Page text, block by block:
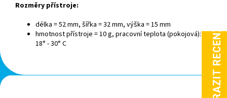
Rozměry přístroje:
délka = 52 mm, šířka = 32 mm, výška = 15 mm
hmotnost přístroje = 10 g, pracovní teplota (pokojová):
18° - 30° C
Z
á